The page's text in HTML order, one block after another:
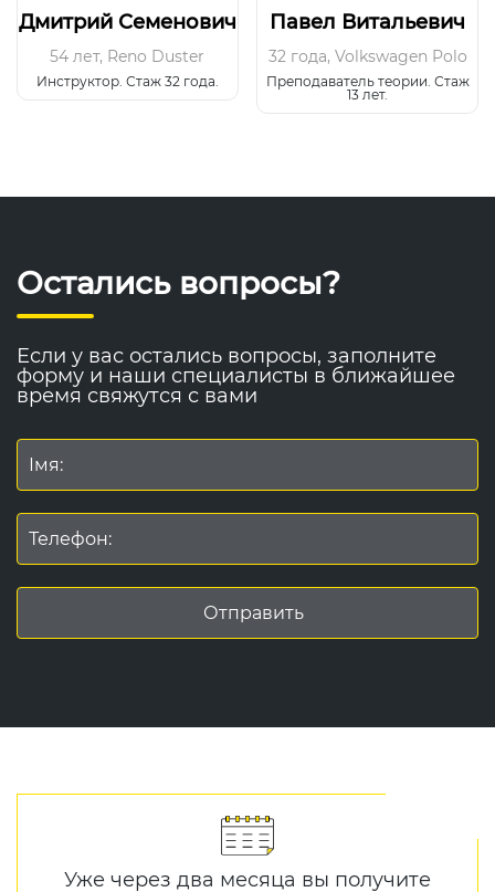
Дмитрий Семенович
54 лет, Reno Duster
Инструктор. Стаж 32 года.
Павел Витальевич
32 года, Volkswagen Polo
Преподаватель теории. Стаж
13 лет.
Остались вопросы?
Если у вас остались вопросы, заполните
форму и наши специалисты в ближайшее
время свяжутся с вами
Уже через два месяца вы получите